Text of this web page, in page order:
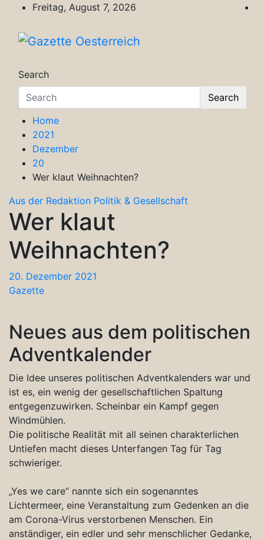
content
Freitag, August 7, 2026
Search
Search
Home
2021
Dezember
20
Wer klaut Weihnachten?
Aus der Redaktion Politik & Gesellschaft
Wer klaut
Weihnachten?
20. Dezember 2021
Gazette
Neues aus dem politischen
Adventkalender
Die Idee unseres politischen Adventkalenders war und
ist es, ein wenig der gesellschaftlichen Spaltung
entgegenzuwirken. Scheinbar ein Kampf gegen
Windmühlen.
Die politische Realität mit all seinen charakterlichen
Untiefen macht dieses Unterfangen Tag für Tag
schwieriger.
„Yes we care“ nannte sich ein sogenanntes
Lichtermeer, eine Veranstaltung zum Gedenken an die
am Corona-Virus verstorbenen Menschen. Ein
anständiger, ein edler und sehr menschlicher Gedanke,